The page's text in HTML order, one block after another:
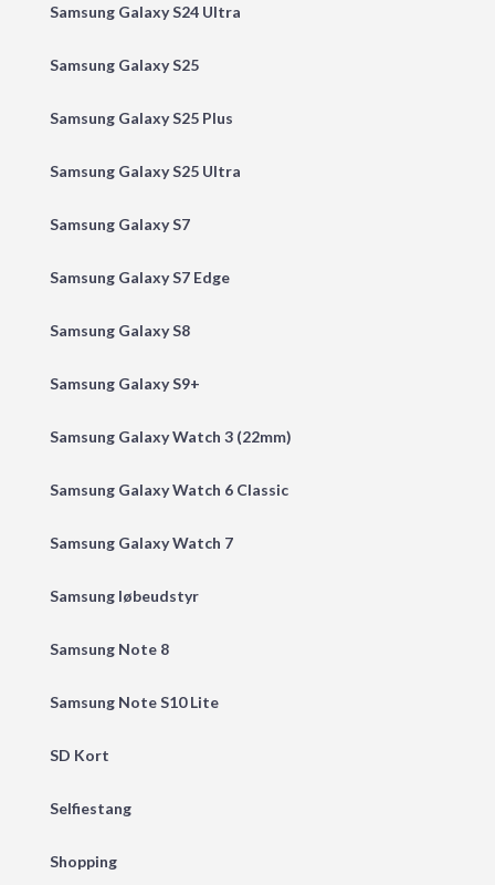
Samsung Galaxy S24 Ultra
Samsung Galaxy S25
Samsung Galaxy S25 Plus
Samsung Galaxy S25 Ultra
Samsung Galaxy S7
Samsung Galaxy S7 Edge
Samsung Galaxy S8
Samsung Galaxy S9+
Samsung Galaxy Watch 3 (22mm)
Samsung Galaxy Watch 6 Classic
Samsung Galaxy Watch 7
Samsung løbeudstyr
Samsung Note 8
Samsung Note S10 Lite
SD Kort
Selfiestang
Shopping